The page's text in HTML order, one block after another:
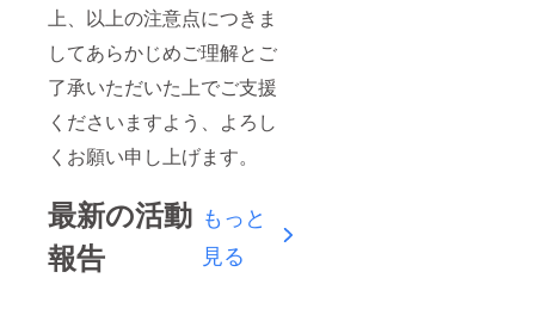
上、以上の注意点につきま
してあらかじめご理解とご
了承いただいた上でご支援
くださいますよう、よろし
くお願い申し上げます。
最新の活動
報告
もっと
見る